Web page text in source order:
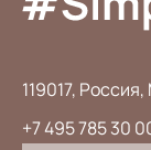
119017,
+7 495 785 30